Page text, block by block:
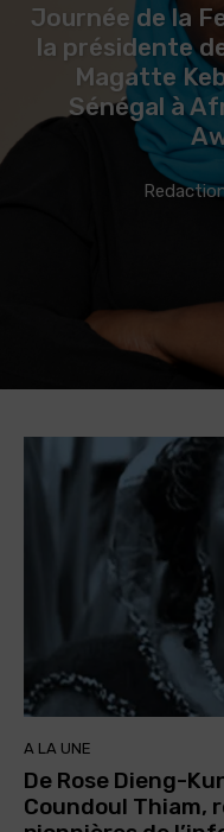
Journée de la
la présidente
Magatte
Sénégal à
A LA UNE
De Rose Dieng-
Coundoul Thiam,